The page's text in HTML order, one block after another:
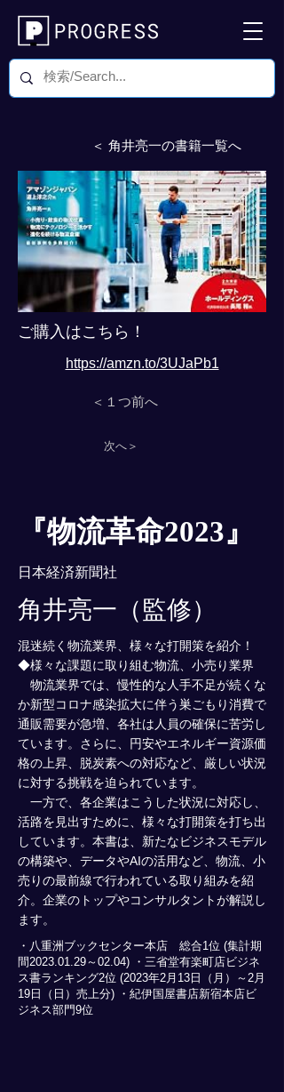
＜ 角井亮一の書籍一覧へ
ご購入はこちら！
https://amzn.to/3UJaPb1
＜１つ前へ
次へ＞
『物流革命2023』
日本経済新聞社
角井亮一（監修）
混迷続く物流業界、様々な打開策を紹介！
◆様々な課題に取り組む物流、小売り業界
物流業界では、慢性的な人手不足が続くな
か新型コロナ感染拡大に伴う巣ごもり消費で
通販需要が急増、各社は人員の確保に苦労し
ています。さらに、円安やエネルギー資源価
格の上昇、脱炭素への対応など、厳しい状況
に対する挑戦を迫られています。
一方で、各企業はこうした状況に対応し、
活路を見出すために、様々な打開策を打ち出
しています。本書は、新たなビジネスモデル
の構築や、データやAIの活用など、物流、小
売りの最前線で行われている取り組みを紹
介。企業のトップやコンサルタントが解説し
ます。
・八重洲ブックセンター本店 総合1位 (集計期
間2023.01.29～02.04) ・三省堂有楽町店ビジネ
ス書ランキング2位 (2023年2月13日（月）～2月
19日（日）売上分) ・紀伊国屋書店新宿本店ビ
ジネス部門9位